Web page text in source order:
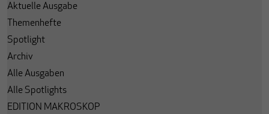
Aktuelle Ausgabe
Themenhefte
Spotlight
Archiv
Alle Ausgaben
Alle Spotlights
EDITION MAKROSKOP